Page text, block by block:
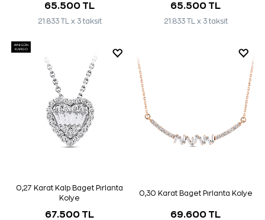
65.500 TL
21.833 TL x 3 taksit
65.500 TL
21.833 TL x 3 taksit
AYNI GÜN
KARGO
0,27 Karat Kalp Baget Pırlanta
Kolye
67.500 TL
0,30 Karat Baget Pırlanta Kolye
69.600 TL